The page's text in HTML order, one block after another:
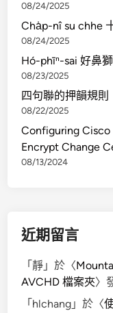
08/24/2025
Cha̍p-nî su chhe
08/24/2025
Hó-phīⁿ-sai 好鼻獅
08/23/2025
四句聯的押韻規則
08/22/2025
Configuring Cisco
Encrypt Change
08/13/2024
近期留言
「靜 」於〈
AVCHD 檔案夾〉
「 hlchang 」於〈